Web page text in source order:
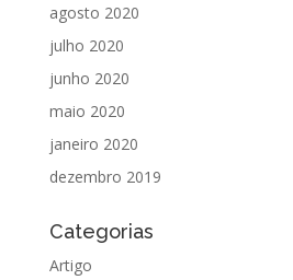
agosto 2020
julho 2020
junho 2020
maio 2020
janeiro 2020
dezembro 2019
Categorias
Artigo